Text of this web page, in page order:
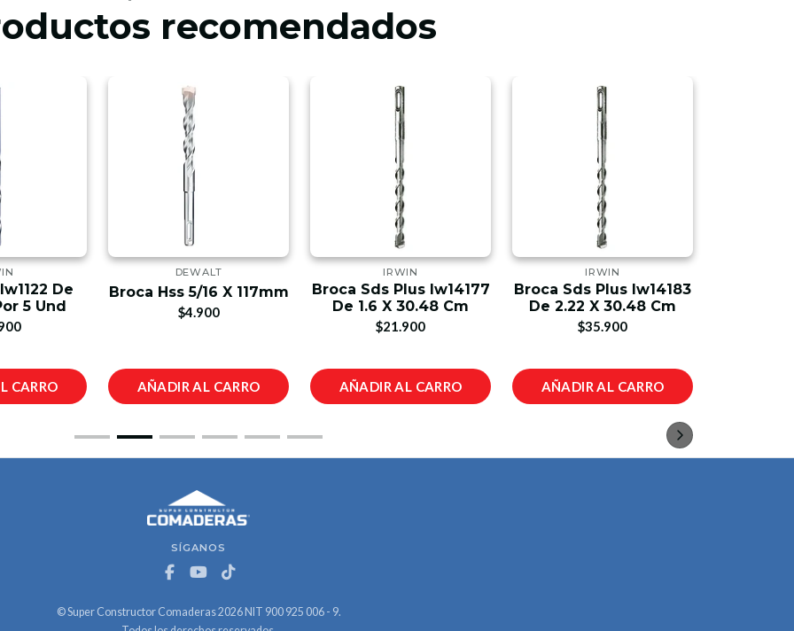
recomendados
De
5 Und
CARRO
DEWALT
Broca Hss 5/16 X 117mm
$4.900
AÑADIR AL CARRO
IRWIN
Broca Sds Plus Iw14177
De 1.6 X 30.48 Cm
$21.900
AÑADIR AL CARRO
IRWIN
Broca Sds Plus Iw14183
De 2.22 X 30.48 Cm
$35.900
AÑADIR AL CARRO
SÍGANOS
© Super Constructor Comaderas 2026 NIT 900 925 006 - 9.